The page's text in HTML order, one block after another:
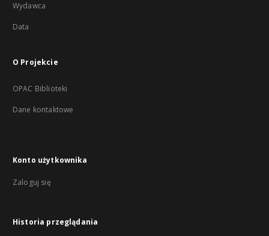
Wydawca
Data
O Projekcie
OPAC Biblioteki
Dane kontaktowe
Konto użytkownika
Zaloguj się
Historia przeglądania